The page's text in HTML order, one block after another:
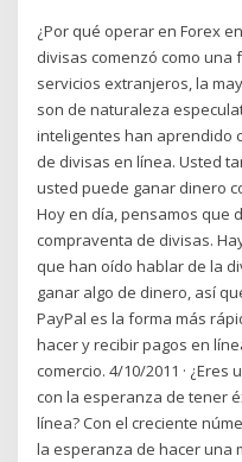
¿Por qué operar en Forex
divisas comenzó como una
servicios extranjeros, la
son de naturaleza
inteligentes han aprendido
de divisas en línea. Usted
usted puede ganar dinero
Hoy en día, pensamos que
compraventa de divisas.
que han oído hablar de la
ganar algo de dinero, así
PayPal es la forma más
hacer y recibir pagos en
comercio. 4/10/2011 ·
con la esperanza de tener
línea? Con el creciente
la esperanza de hacer una